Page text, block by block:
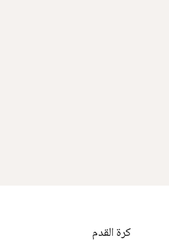
كرة القدم